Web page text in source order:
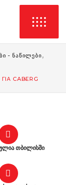
- ᲜᲐᲬᲘᲚᲔᲑᲘ,
CABERG
თბილისში